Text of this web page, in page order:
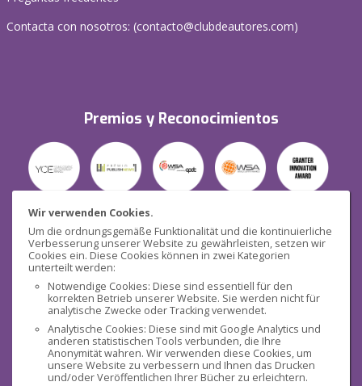
Wir verwenden Cookies.
Um die ordnungsgemäße Funktionalität und die kontinuierliche
Verbesserung unserer Website zu gewährleisten, setzen wir
Cookies ein. Diese Cookies können in zwei Kategorien
unterteilt werden:
Notwendige Cookies: Diese sind essentiell für den
korrekten Betrieb unserer Website. Sie werden nicht für
analytische Zwecke oder Tracking verwendet.
Analytische Cookies: Diese sind mit Google Analytics und
anderen statistischen Tools verbunden, die Ihre
Anonymität wahren. Wir verwenden diese Cookies, um
unsere Website zu verbessern und Ihnen das Drucken
und/oder Veröffentlichen Ihrer Bücher zu erleichtern.
Contacta con nosotros: (contacto@clubdeautores.com)
Premios y Reconocimientos
Seguridad
Redes sociales